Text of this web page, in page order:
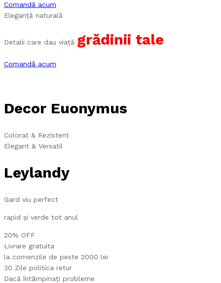
Comandă acum
Eleganță naturală
Detalii care dau viață grădinii tale
Comandă acum
Decor Euonymus
Colorat & Rezistent
Elegant & Versatil
Leylandy
Gard viu perfect
rapid și verde tot anul
20% OFF
Livrare gratuita
la comenzile de peste 2000 lei
30 Zile politica retur
Dacă întâmpinați probleme